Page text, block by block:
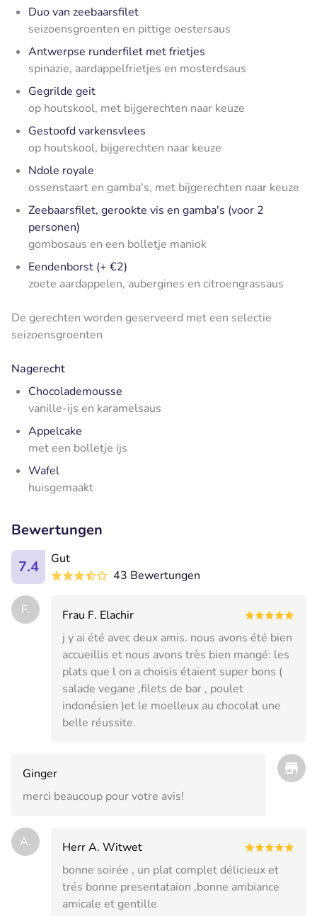
Duo van zeebaarsfilet
seizoensgroenten en pittige oestersaus
Antwerpse runderfilet met frietjes
spinazie, aardappelfrietjes en mosterdsaus
Gegrilde geit
op houtskool, met bijgerechten naar keuze
Gestoofd varkensvlees
op houtskool, bijgerechten naar keuze
Ndole royale
ossenstaart en gamba's, met bijgerechten naar keuze
Zeebaarsfilet, gerookte vis en gamba's (voor 2
personen)
gombosaus en een bolletje maniok
Eendenborst (+ €2)
zoete aardappelen, aubergines en citroengrassaus
De gerechten worden geserveerd met een selectie
seizoensgroenten
Nagerecht
Chocolademousse
vanille-ijs en karamelsaus
Appelcake
met een bolletje ijs
Wafel
huisgemaakt
Bewertungen
7.4
Gut
43 Bewertungen
F.
Frau F. Elachir
j y ai été avec deux amis. nous avons été bien
accueillis et nous avons très bien mangé: les
plats que l on a choisis étaient super bons (
salade vegane ,filets de bar , poulet
indonésien )et le moelleux au chocolat une
belle réussite.
Ginger
merci beaucoup pour votre avis!
A.
Herr A. Witwet
bonne soirée , un plat complet délicieux et
trés bonne presentataion ,bonne ambiance
amicale et gentille